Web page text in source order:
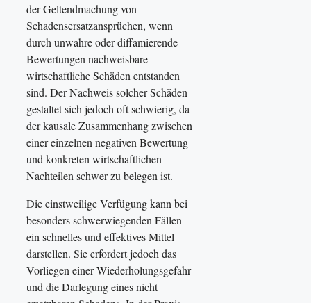
der Geltendmachung von
Schadensersatzansprüchen, wenn
durch unwahre oder diffamierende
Bewertungen nachweisbare
wirtschaftliche Schäden entstanden
sind. Der Nachweis solcher Schäden
gestaltet sich jedoch oft schwierig, da
der kausale Zusammenhang zwischen
einer einzelnen negativen Bewertung
und konkreten wirtschaftlichen
Nachteilen schwer zu belegen ist.
Die einstweilige Verfügung kann bei
besonders schwerwiegenden Fällen
ein schnelles und effektives Mittel
darstellen. Sie erfordert jedoch das
Vorliegen einer Wiederholungsgefahr
und die Darlegung eines nicht